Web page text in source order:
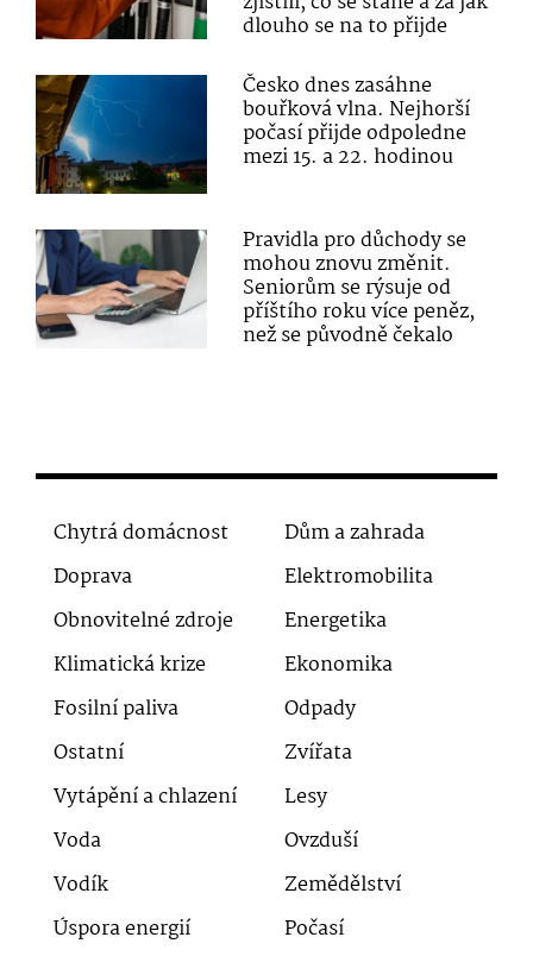
dlouho se na to přijde
Česko dnes zasáhne
bouřková vlna. Nejhorší
počasí přijde odpoledne
mezi 15. a 22. hodinou
Pravidla pro důchody se
mohou znovu změnit.
Seniorům se rýsuje od
příštího roku více peněz,
než se původně čekalo
Chytrá domácnost
Dům a zahrada
Doprava
Elektromobilita
Obnovitelné zdroje
Energetika
Klimatická krize
Ekonomika
Fosilní paliva
Odpady
Ostatní
Zvířata
Vytápění a chlazení
Lesy
Voda
Ovzduší
Vodík
Zemědělství
Úspora energií
Počasí